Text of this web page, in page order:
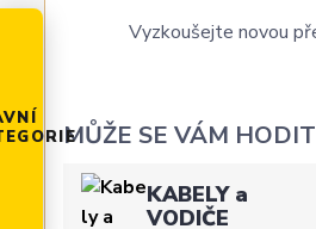
Vyzkoušejte novou
MŮŽE SE VÁM HODIT
KABELY a
VODIČE